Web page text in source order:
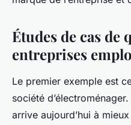
Études de cas de
entreprises
Le premier exemple est
société
arrive aujourd’hui à